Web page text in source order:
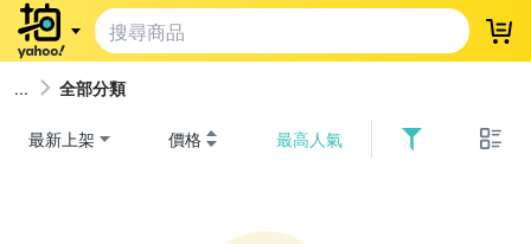
登
全部分類
最新上架 價格 最高人氣